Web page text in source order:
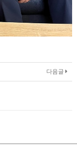
다음글